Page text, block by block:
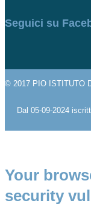
Seguici su
© 2017 PIO ISTITUTO
Dal 05-09-2024
Your
security